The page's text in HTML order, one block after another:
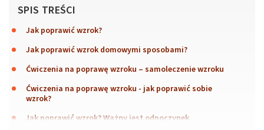
SPIS TREŚCI
Jak poprawić wzrok?
Jak poprawić wzrok domowymi sposobami?
Ćwiczenia na poprawę wzroku – samoleczenie wzroku
Ćwiczenia na poprawę wzroku - jak poprawić sobie
wzrok?
Jak poprawić wzrok? Ważny jest odpoczynek